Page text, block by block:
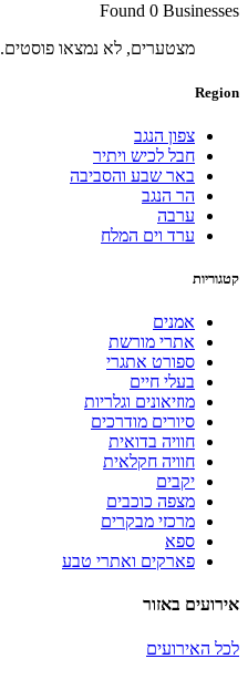
Found 0 Businesses
מצטערים, לא נמצאו פוסטים.
Region
צפון הנגב
חבל לכיש ויתיר
באר שבע והסביבה
הר הנגב
ערבה
ערד וים המלח
קטגוריות
אמנים
אתרי מורשת
ספורט אתגרי
בעלי חיים
מוזיאונים וגלריות
סיורים מודרכים
חוויה בדואית
חוויה חקלאית
יקבים
מצפה כוכבים
מרכזי מבקרים
ספא
פארקים ואתרי טבע
אירועים באזור
לכל האירועים